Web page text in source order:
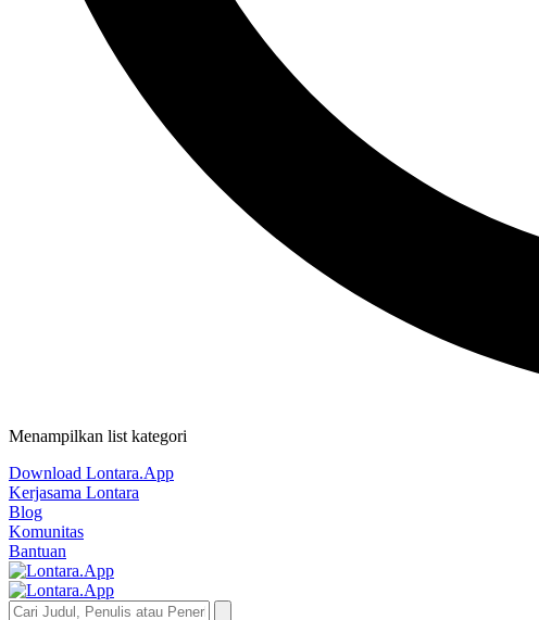
Menampilkan list kategori
Download Lontara.App
Kerjasama Lontara
Blog
Komunitas
Bantuan